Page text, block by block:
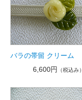
バラの帯留 クリーム
6,600円
（税込み）